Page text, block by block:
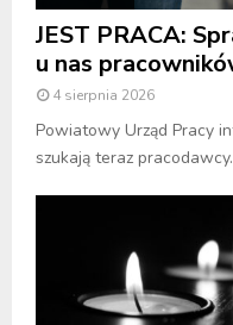
JEST PRACA:
u nas
4 sierpnia 2026
Powiatowy Urząd Pracy
szukają teraz